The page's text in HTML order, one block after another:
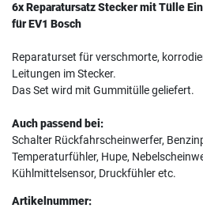
6x Reparatursatz Stecker mit Tülle
für EV1 Bosch
Reparaturset für verschmorte,
Leitungen im Stecker.
Das Set wird mit Gummitülle geliefert.
Auch passend bei:
Schalter Rückfahrscheinwerfer,
Temperaturfühler, Hupe,
Kühlmittelsensor, Druckfühler etc.
Artikelnummer: